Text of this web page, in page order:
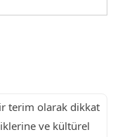
terim olarak dikkat
ve kültürel